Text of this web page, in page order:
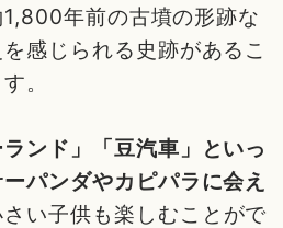
年前の古墳の形跡な
感じられる史跡があるこ
。
ランド」「豆汽車」といっ
パンダやカピパラに会え
さい子供も楽しむことがで